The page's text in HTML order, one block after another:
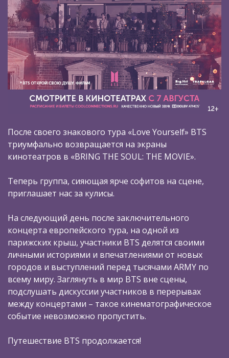
После своего знакового тура «Love Yourself» BTS
триумфально возвращается на экраны
кинотеатров в «BRING THE SOUL: THE MOVIE».
Теперь группа, сияющая ярче софитов на сцене,
приглашает нас за кулисы.
На следующий день после заключительного
концерта европейского тура, на одной из
парижских крыш, участники BTS делятся своими
личными историями и впечатлениями от новых
городов и выступлений перед тысячами ARMY по
всему миру. Заглянуть в мир BTS вне сцены,
подслушать дискуссии участников в перерывах
между концертами – такое кинематографическое
событие невозможно пропустить.
Путешествие BTS продолжается!